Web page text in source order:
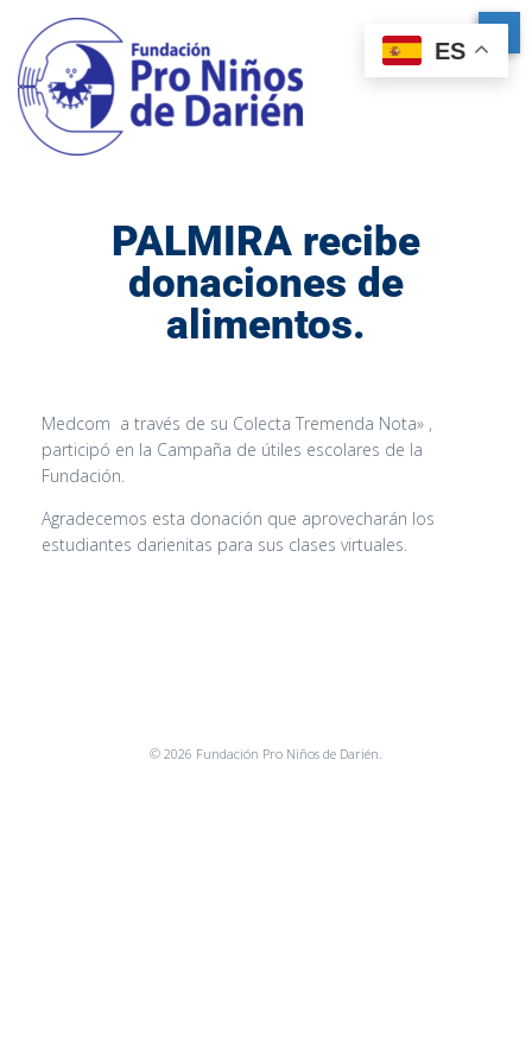
PALMIRA recibe
donaciones de
alimentos.
Medcom a través de su Colecta Tremenda Nota» ,
participó en la Campaña de útiles escolares de la
Fundación.
Agradecemos esta donación que aprovecharán los
estudiantes darienitas para sus clases virtuales.
© 2026 Fundación Pro Niños de Darién.
ES